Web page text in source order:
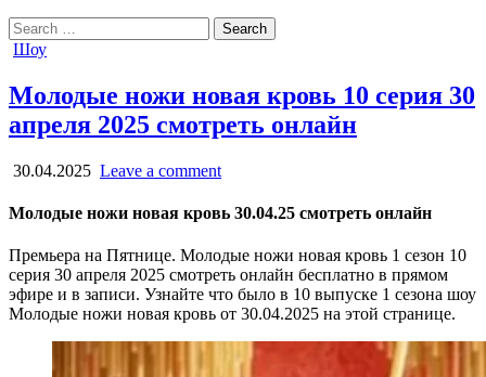
Search
for:
Posted
Шоу
Молодые ножи новая кровь 10 серия 30
апреля 2025 смотреть онлайн
30.04.2025 Leave a comment
Молодые ножи новая кровь 30.04.25 смотреть онлайн
Премьера на Пятнице. Молодые ножи новая кровь 1 сезон 10
серия 30 апреля 2025 смотреть онлайн бесплатно в прямом
эфире и в записи. Узнайте что было в 10 выпуске 1 сезона шоу
Молодые ножи новая кровь от 30.04.2025 на этой странице.